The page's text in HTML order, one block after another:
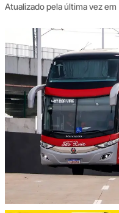
Atualizado pela última vez em